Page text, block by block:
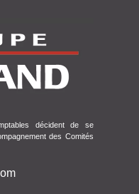
décident de se
des Comités